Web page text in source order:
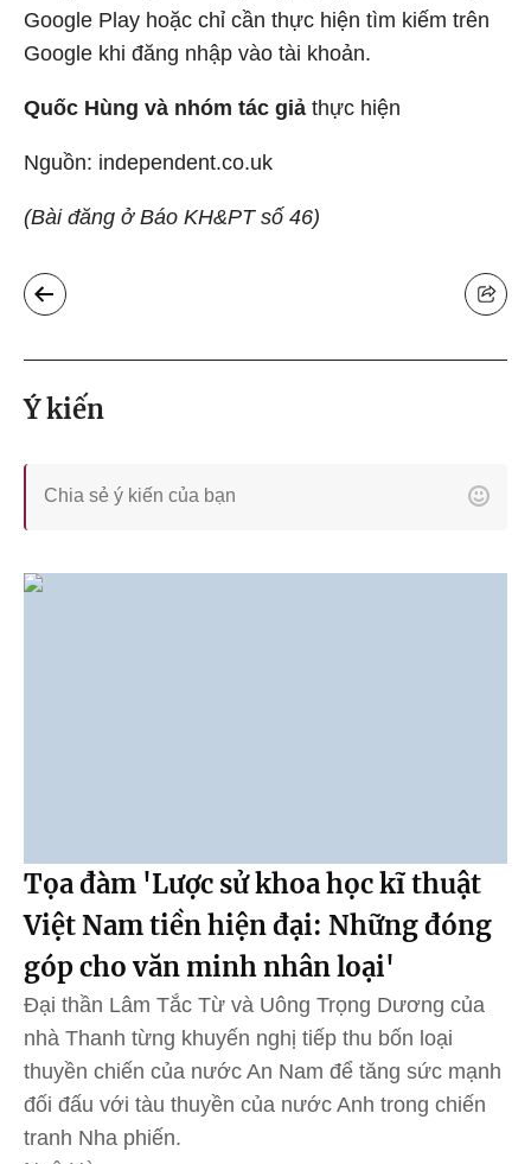
Google Play hoặc chỉ cần thực hiện tìm kiếm trên
Google khi đăng nhập vào tài khoản.
Quốc Hùng và nhóm tác giả thực hiện
Nguồn: independent.co.uk
(Bài đăng ở Báo KH&PT số 46)
Ý kiến
Tọa đàm 'Lược sử khoa học kĩ thuật
Việt Nam tiền hiện đại: Những đóng
góp cho văn minh nhân loại'
Đại thần Lâm Tắc Từ và Uông Trọng Dương của
nhà Thanh từng khuyến nghị tiếp thu bốn loại
thuyền chiến của nước An Nam để tăng sức mạnh
đối đấu với tàu thuyền của nước Anh trong chiến
tranh Nha phiến.